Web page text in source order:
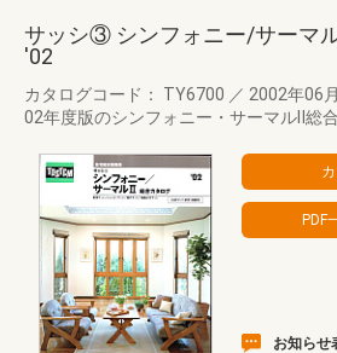
サッシ③ シンフォニー/サーマ
'02
カタログコード： TY6700 ／ 2002年06月
02年度版のシンフォニー・サーマルⅡ総合
お知らせ